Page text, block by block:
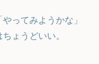
ってみようかな」
ょうどいい。